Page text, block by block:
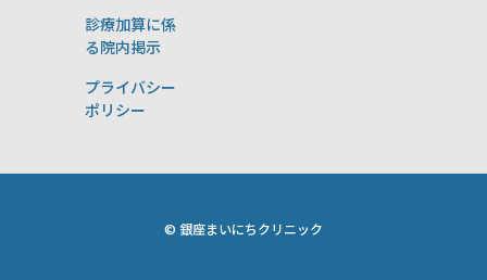
診療加算に係
る院内掲示
プライバシー
ポリシー
© 銀座まいにちクリニック